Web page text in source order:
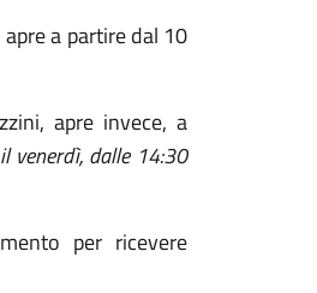
a partire dal 10
apre invece, a
venerdì, dalle 14:30
per ricevere